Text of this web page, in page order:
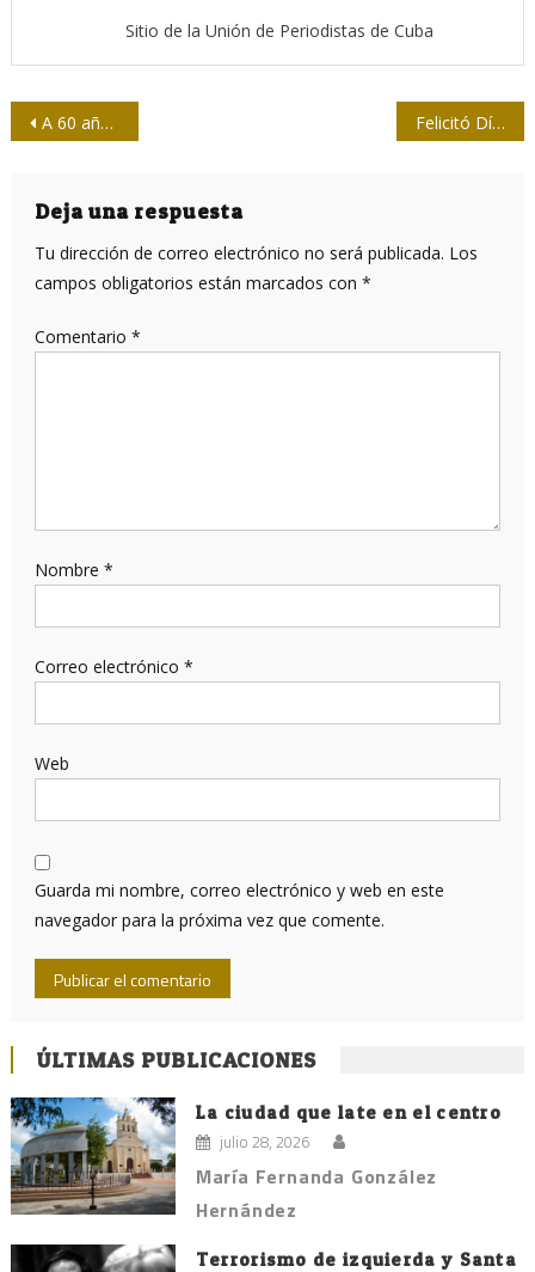
Sitio de la Unión de Periodistas de Cuba
Navegación
entradas
A 60 años de la muerte en combate del Jefe del Pelotón Suicida Felicitó Díaz-Canel al colectivo del periódico Adelante, de Camagüey
Deja una respuesta
Tu dirección de correo electrónico no será publicada. Los
campos obligatorios están marcados con *
Comentario *
Nombre *
Correo electrónico *
Web
Guarda mi nombre, correo electrónico y web en este
navegador para la próxima vez que comente.
ÚLTIMAS PUBLICACIONES
La ciudad que late en el centro
julio 28, 2026
María Fernanda González
Hernández
Terrorismo de izquierda y Santa